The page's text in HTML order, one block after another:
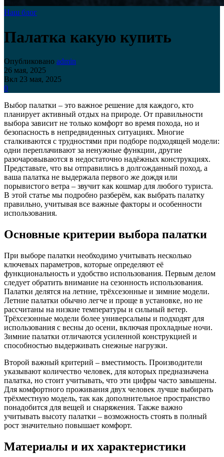
Наш блог
Палатка какую купить
Опубликовано admin
26 мая, 2025
Вкл 23 мая, 2025
0
Выбор палатки – это важное решение для каждого, кто
планирует активный отдых на природе. От правильности
выбора зависит не только комфорт во время похода, но и
безопасность в непредвиденных ситуациях. Многие
сталкиваются с трудностями при подборе подходящей модели:
одни переплачивают за ненужные функции, другие
разочаровываются в недостаточно надёжных конструкциях.
Представьте, что вы отправились в долгожданный поход, а
ваша палатка не выдержала первого же дождя или
порывистого ветра – звучит как кошмар для любого туриста.
В этой статье мы подробно разберём, как выбрать палатку
правильно, учитывая все важные факторы и особенности
использования.
Основные критерии выбора палатки
При выборе палатки необходимо учитывать несколько
ключевых параметров, которые определяют её
функциональность и удобство использования. Первым делом
следует обратить внимание на сезонность использования.
Палатки делятся на летние, трёхсезонные и зимние модели.
Летние палатки обычно легче и проще в установке, но не
рассчитаны на низкие температуры и сильный ветер.
Трёхсезонные модели более универсальны и подходят для
использования с весны до осени, включая прохладные ночи.
Зимние палатки отличаются усиленной конструкцией и
способностью выдерживать снежные нагрузки.
Второй важный критерий – вместимость. Производители
указывают количество человек, для которых предназначена
палатка, но стоит учитывать, что эти цифры часто завышены.
Для комфортного проживания двух человек лучше выбирать
трёхместную модель, так как дополнительное пространство
понадобится для вещей и снаряжения. Также важно
учитывать высоту палатки – возможность стоять в полный
рост значительно повышает комфорт.
Материалы и их характеристики